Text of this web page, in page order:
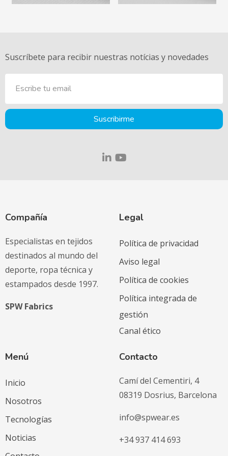
Suscríbete para recibir nuestras notícias y novedades
Suscribirme
Compañía
Especialistas en tejidos
destinados al mundo del
deporte, ropa técnica y
estampados desde 1997.
SPW Fabrics
Legal
Política de privacidad
Aviso legal
Política de cookies
Política integrada de
gestión
Canal ético
Menú
Inicio
Nosotros
Tecnologías
Noticias
Contacto
Camí del Cementiri, 4
08319 Dosrius, Barcelona
info@spwear.es
+34 937 414 693